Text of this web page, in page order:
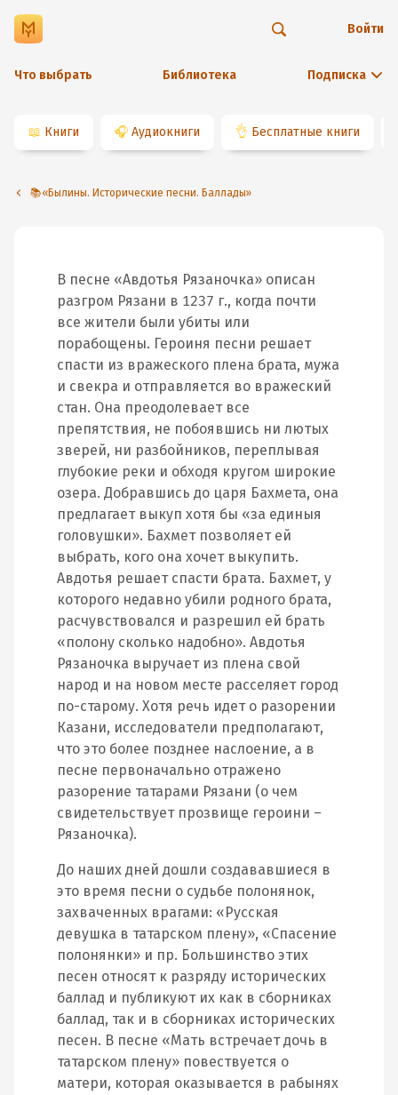
Что выбрать Библиотека Подписка
Войти
📖 Книги 🎧 Аудиокниги 👌 Бесплатные книги
📚«Былины. Исторические песни. Баллады»
В песне «Авдотья Рязаночка» описан
разгром Рязани в 1237 г., когда почти
все жители были убиты или
порабощены. Героиня песни решает
спасти из вражеского плена брата, мужа
и свекра и отправляется во вражеский
стан. Она преодолевает все
препятствия, не побоявшись ни лютых
зверей, ни разбойников, переплывая
глубокие реки и обходя кругом широкие
озера. Добравшись до царя Бахмета, она
предлагает выкуп хотя бы «за единыя
головушки». Бахмет позволяет ей
выбрать, кого она хочет выкупить.
Авдотья решает спасти брата. Бахмет, у
которого недавно убили родного брата,
расчувствовался и разрешил ей брать
«полону сколько надобно». Авдотья
Рязаночка выручает из плена свой
народ и на новом месте расселяет город
по-старому. Хотя речь идет о разорении
Казани, исследователи предполагают,
что это более позднее наслоение, а в
песне первоначально отражено
разорение татарами Рязани (о чем
свидетельствует прозвище героини –
Рязаночка).
До наших дней дошли создававшиеся в
это время песни о судьбе полонянок,
захваченных врагами: «Русская
девушка в татарском плену», «Спасение
полонянки» и пр. Большинство этих
песен относят к разряду исторических
баллад и публикуют их как в сборниках
баллад, так и в сборниках исторических
песен. В песне «Мать встречает дочь в
татарском плену» повествуется о
матери, которая оказывается в рабынях